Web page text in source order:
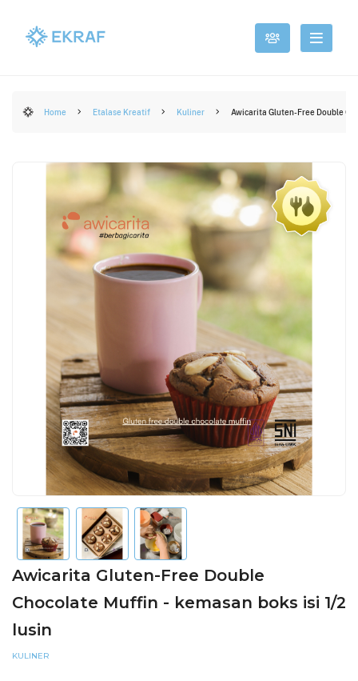
Home Etalase Kreatif Kuliner Awicarita Gluten-Free Double
Awicarita Gluten-Free Double
Chocolate Muffin - kemasan boks isi 1/2
lusin
KULINER